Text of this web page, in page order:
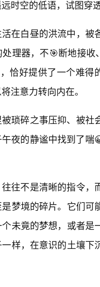
时空的低语，试图穿
在白昼的洪流中，
理器，不🎯断地接
恰好提供了一个难
注意力转向内在。
琐碎之事压抑、被
夜的静谧中找到了
往不是清晰的指令，
梦境的碎片。它们
未竟的梦想，或者
样，在意识的土壤